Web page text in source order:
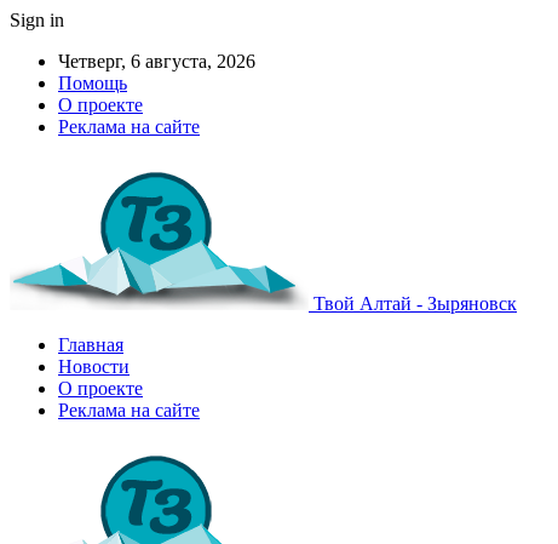
Sign in
Четверг, 6 августа, 2026
Помощь
О проекте
Реклама на сайте
Твой Алтай - Зыряновск
Главная
Новости
О проекте
Реклама на сайте